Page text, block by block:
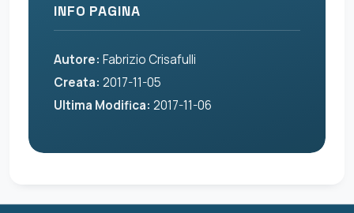
INFO PAGINA
Autore: Fabrizio Crisafulli
Creata: 2017-11-05
Ultima Modifica: 2017-11-06